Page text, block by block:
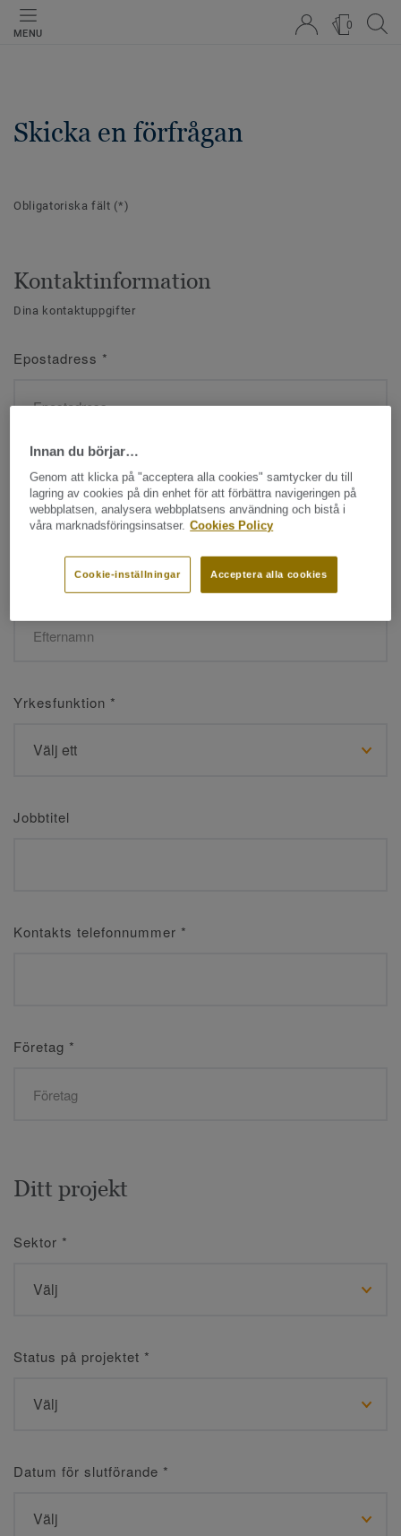
MENU
0
Skicka en förfrågan
Obligatoriska fält (*)
Kontaktinformation
Dina kontaktuppgifter
Epostadress *
Namn*
Efternamn*
Yrkesfunktion *
Jobbtitel
Kontakts telefonnummer *
Företag *
Ditt projekt
Sektor *
Status på projektet *
Datum för slutförande *
Innan du börjar…
Genom att klicka på "acceptera alla cookies" samtycker du till
lagring av cookies på din enhet för att förbättra navigeringen på
webbplatsen, analysera webbplatsens användning och bistå i
våra marknadsföringsinsatser. Cookies Policy
Acceptera alla cookies
Cookie-inställningar